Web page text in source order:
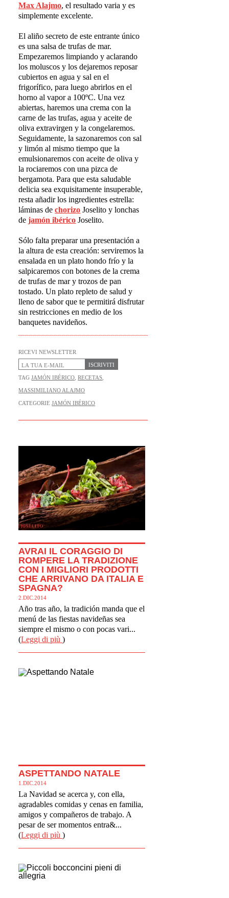
Max Alajmo, el resultado varia y es
simplemente excelente.
El aliño secreto de este entrante único
es una salsa de trufas de mar.
Empezaremos limpiando y aclarando
los moluscos y los dejaremos reposar
cubiertos en agua y sal en el
frigorífico, para luego abrirlos en el
horno al vapor a 100ºC. Una vez
abiertas, haremos una crema con la
carne de las trufas, agua y aceite de
oliva extravirgen y la congelaremos.
Seguidamente, la sazonaremos con sal
y limón al mismo tiempo que la
emulsionaremos con aceite de oliva y
la rociaremos con una pizca de
bergamota. Para que esta saludable
delicia sea exquisitamente insuperable,
resta añadir los ingredientes estrella:
láminas dechorizo Joselito y lonchas
dejamón ibérico Joselito.
Sólo falta preparar una presentación a
la altura de esta creación: serviremos la
ensalada en un plato hondo frío y la
salpicaremos con botones de la crema
de trufas de mar y trozos de pan
tostado. Un plato repleto de salud y
lleno de sabor que te permitirá disfrutar
sin restricciones en medio de los
banquetes navideños.
RICEVI NEWSLETTER
ISCRIVITI
TAGJAMÓN IBÉRICO ,RECETAS
MASSIMILIANO ALAJMO
CATEGORIEJAMÓN IBÉRICO
AVRAI IL CORAGGIO DI
ROMPERE LA TRADIZIONE
CON I MIGLIORI PRODOTTI
CHE ARRIVANO DA ITALIA E
SPAGNA?
2.DIC.2014
Año tras año, la tradición manda que el
menú de las fiestas navideñas sea
siempre el mismo o con pocas vari...
(Leggi di più)
ASPETTANDO NATALE
1.DIC.2014
La Navidad se acerca y, con ella,
agradables comidas y cenas en familia,
amigos y compañeros de trabajo. A
pesar de ser momentos entra&...
(Leggi di più)